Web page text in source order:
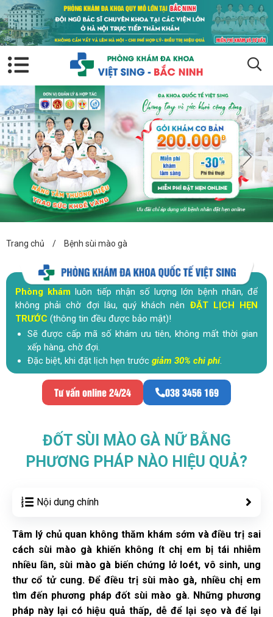
Trang chủ / Bệnh sùi mào gà
Phòng khám luôn tiếp nhận số lượng lớn bệnh nhân, để
không phải chờ đợi lâu, quý khách nên ĐẶT LỊCH HẸN
TRƯỚC (thông tin đều được bảo mật)!
Sẽ được cấp mã số khám ưu tiên, không mất thời gian
xếp hàng, chờ đợi.
Đặc biệt, khi đặt lịch hẹn trước giảm 30% chi phí.
Tư vấn online 24/24 038 3456 169
ĐỐT SÙI MÀO GÀ NỮ BẰNG
PHƯƠNG PHÁP NÀO HIỆU QUẢ?
Nội dung chính
Tâm lý chủ quan không thăm khám sớm và điều trị sai
cách sùi mào gà khiến không ít chị em bị tái nhiễm
nhiều lần, sùi mào gà biến chứng lở loét, vô sinh, ung
thư cổ tử cung. Để điều trị sùi mào gà, nhiều chị em
tìm đến phương pháp đốt sùi mào gà. Những phương
pháp này lại có hiệu quả thấp, dễ để lại sẹo và để lại